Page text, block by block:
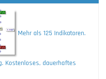
Mehr als 125 Indikatoren.
Kostenloses, dauerhaftes